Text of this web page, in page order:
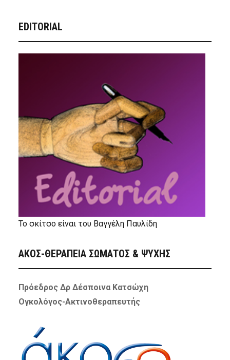
EDITORIAL
Το σκίτσο είναι του Βαγγέλη Παυλίδη
ΑΚΟΣ-ΘΕΡΑΠΕΙΑ ΣΩΜΑΤΟΣ & ΨΥΧΗΣ
Πρόεδρος Δρ Δέσποινα Κατσώχη
Ογκολόγος-Ακτινοθεραπευτής